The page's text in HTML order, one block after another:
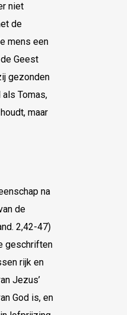
niet
de
mens een
Geest
gezonden
Tomas,
maar
na
de
2,42-47)
geschriften
rijk en
Jezus’
God is, en